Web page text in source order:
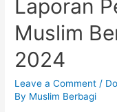
Maret
Laporan
Muslim
2024
Leave a Comment /
By Muslim Berbagi